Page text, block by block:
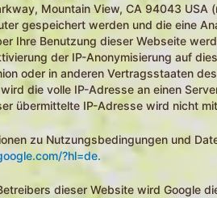
Mountain View, CA 94043 USA
gespeichert werden und die eine
Ihre Benutzung dieser Webseite
der IP-Anonymisierung auf
oder in anderen Vertragsstaaten
die volle IP-Adresse an einen
übermittelte IP-Adresse wird nicht
zu Nutzungsbedingungen und
?hl=de.
dieser Website wird Google